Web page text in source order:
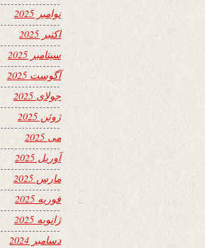
نوامبر 2025
اکتبر 2025
سپتامبر 2025
آگوست 2025
جولای 2025
ژوئن 2025
می 2025
آوریل 2025
مارس 2025
فوریه 2025
ژانویه 2025
دسامبر 2024